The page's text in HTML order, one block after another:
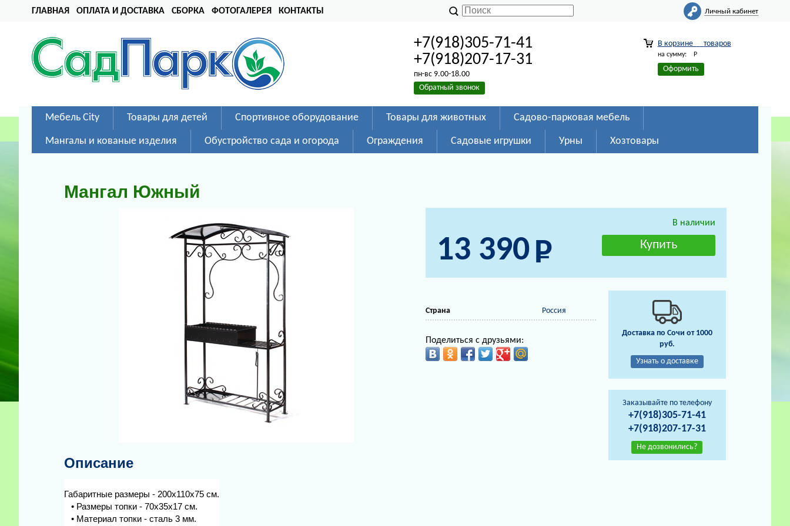
ГЛАВНАЯ ОПЛАТА И ДОСТАВКА СБОРКА ФОТОГАЛЕРЕЯ КОНТАКТЫ Личный кабинет
+7(918)305-71-41
+7(918)207-17-31
пн-вс 9.00-18.00
Обратный звонок
В корзине товаров
на сумму: Р
Оформить
Мебель City Товары для детей Спортивное оборудование Товары для животных Садово-парковая мебель
Мангалы и кованые изделия Обустройство сада и огорода Ограждения Садовые игрушки Урны Хозтовары
Мангал Южный
В наличии
13 390
Страна Россия
Поделиться с друзьями:
Описание
Габаритные размеры - 200х110х75 см.
• Размеры топки - 70х35х17 см.
• Материал топки - сталь 3 мм.
Доставка по Сочи от 1000
руб.
Узнать о доставке
Заказывайте по телефону
+7(918)305-71-41
+7(918)207-17-31
Не дозвонились?